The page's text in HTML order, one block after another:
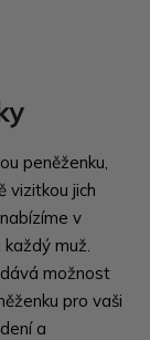
peněženku,
vizitkou jich
v
muž.
možnost
pro vaši
a